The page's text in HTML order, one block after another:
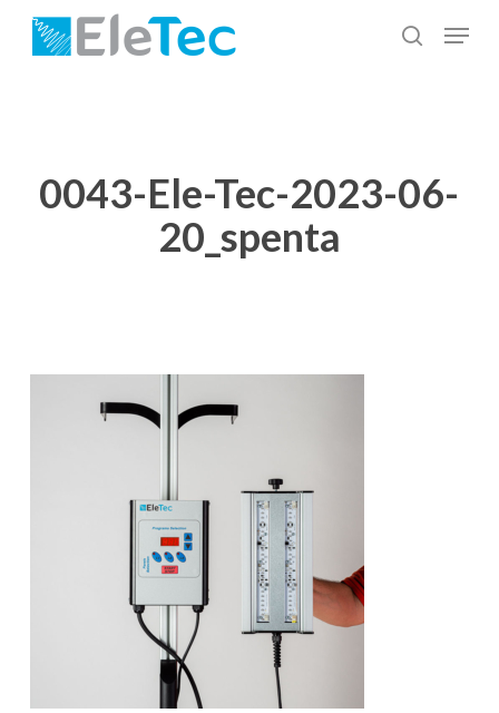
Salta
cerca
Menu
0043-Ele-Tec-2023-06-
20_spenta